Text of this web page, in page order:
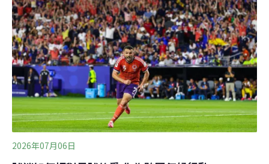
成，取材靈感自亞馬遜雨林中毒性極高的「鈷藍箭毒
蛙」。鈷藍箭毒蛙有著鮮豔的體色，這是對掠食者的一種
警告。牠們會將天然毒素儲存在皮膚中，使掠食者癱瘓甚
至死亡。鈷藍箭毒蛙目前僅存於南美洲蘇利南與巴西北部
的少數雨林，因寵物市場濫捕、棲地破壞以及全球「蛙壺
菌」侵襲，生存面臨重重危機。2. 伊朗：亞洲獵豹伊朗隊
今年的主場與客場球衣，最引人注目的是那隻低垂胸前右
下角的「亞洲獵豹」（Asiatic Cheetah），球衣袖口與肩
膀也點綴滿滿的獵豹斑點。亞洲
2026年07月06日